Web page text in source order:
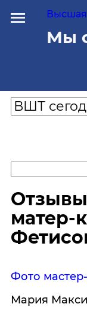
Высшая
Мы
Отзывы
матер-
Фото
Мария